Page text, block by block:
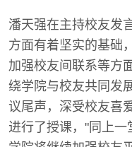
潘天强在主持校友发
方面有着坚实的基础
加强校友间联系等方
绕学院与校友共同发
议尾声，深受校友喜
进行了授课，"同上一